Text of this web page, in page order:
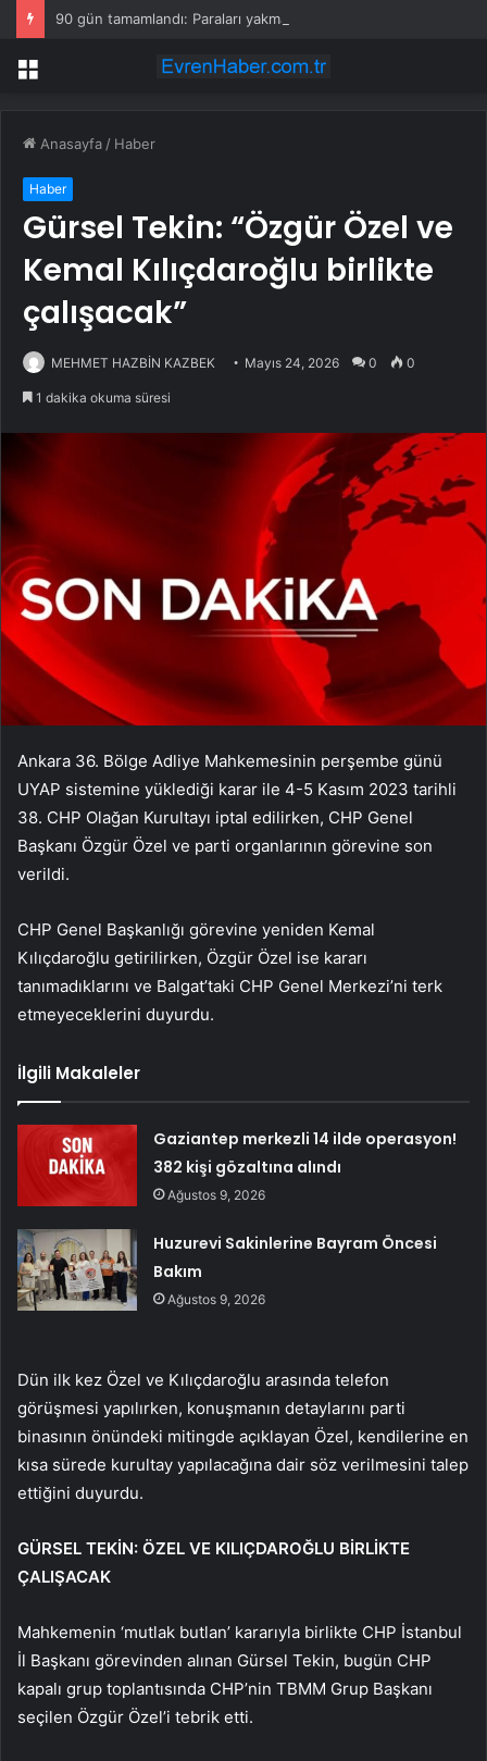
90 gün tamamlandı: Paraları yakmaya başladılar
Menü
Anasayfa / Haber
Haber
Gürsel Tekin: “Özgür Özel ve
Kemal Kılıçdaroğlu birlikte
çalışacak”
MEHMET HAZBİN KAZBEK Mayıs 24, 2026 0 0
1 dakika okuma süresi
Ankara 36. Bölge Adliye Mahkemesinin perşembe günü
UYAP sistemine yüklediği karar ile 4-5 Kasım 2023 tarihli
38. CHP Olağan Kurultayı iptal edilirken, CHP Genel
Başkanı Özgür Özel ve parti organlarının görevine son
verildi.
CHP Genel Başkanlığı görevine yeniden Kemal
Kılıçdaroğlu getirilirken, Özgür Özel ise kararı
tanımadıklarını ve Balgat’taki CHP Genel Merkezi’ni terk
etmeyeceklerini duyurdu.
İlgili Makaleler
Gaziantep merkezli 14 ilde operasyon!
382 kişi gözaltına alındı
Ağustos 9, 2026
Huzurevi Sakinlerine Bayram Öncesi
Bakım
Ağustos 9, 2026
Dün ilk kez Özel ve Kılıçdaroğlu arasında telefon
görüşmesi yapılırken, konuşmanın detaylarını parti
binasının önündeki mitingde açıklayan Özel, kendilerine en
kısa sürede kurultay yapılacağına dair söz verilmesini talep
ettiğini duyurdu.
GÜRSEL TEKİN: ÖZEL VE KILIÇDAROĞLU BİRLİKTE
ÇALIŞACAK
Mahkemenin ‘mutlak butlan’ kararıyla birlikte CHP İstanbul
İl Başkanı görevinden alınan Gürsel Tekin, bugün CHP
kapalı grup toplantısında CHP’nin TBMM Grup Başkanı
seçilen Özgür Özel’i tebrik etti.